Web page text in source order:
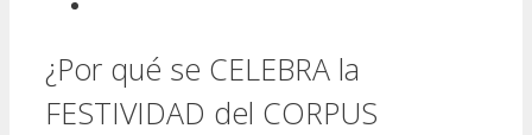
¿Por qué se CELEBRA la
FESTIVIDAD del CORPUS